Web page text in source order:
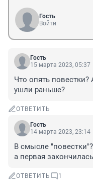
Гость
Войти
Гость
15 марта 2023, 05:37
Что опять повестки?
ушли раньше?
ОТВЕТИТЬ
Гость
14 марта 2023, 23:14
В смысле
а первая
ОТВЕТИТЬ 1